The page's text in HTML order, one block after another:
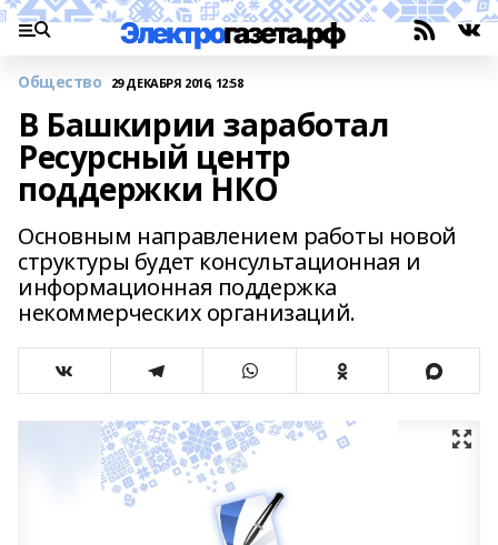
Общество 29 ДЕКАБРЯ 2016, 12:58
В Башкирии заработал
Ресурсный центр
поддержки НКО
Основным направлением работы новой
структуры будет консультационная и
информационная поддержка
некоммерческих организаций.